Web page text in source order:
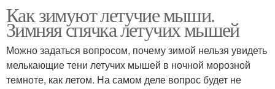
Как зимуют летучие мыши.
Зимняя спячка летучих мышей
Можно задаться вопросом, почему зимой нельзя увидеть
мелькающие тени летучих мышей в ночной морозной
темноте, как летом. На самом деле вопрос будет не